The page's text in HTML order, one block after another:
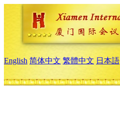
English 简体中文 繁體中文 日本語